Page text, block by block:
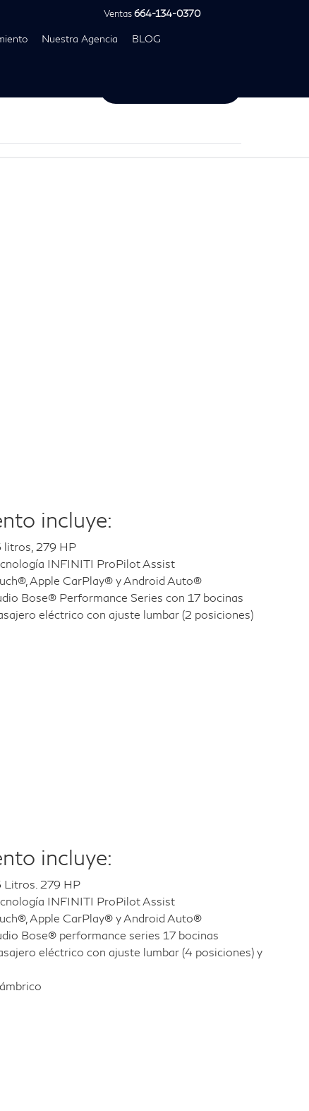
Ventas664-134-0370
Nuestra Agencia BLOG
incluye:
litros, 279 HP
INFINITI ProPilot Assist
Apple CarPlay® y Android Auto®
Bose® Performance Series con 17 bocinas
eléctrico con ajuste lumbar (2 posiciones)
incluye:
Litros. 279 HP
INFINITI ProPilot Assist
Apple CarPlay® y Android Auto®
Bose® performance series 17 bocinas
eléctrico con ajuste lumbar (4 posiciones) y